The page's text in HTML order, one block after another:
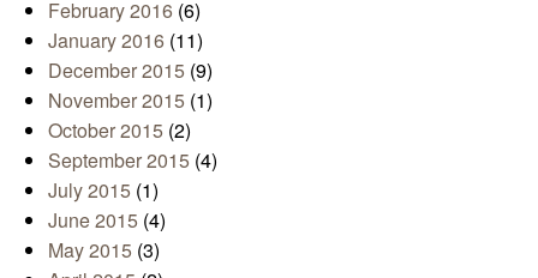
February 2016 (6)
January 2016 (11)
December 2015 (9)
November 2015 (1)
October 2015 (2)
September 2015 (4)
July 2015 (1)
June 2015 (4)
May 2015 (3)